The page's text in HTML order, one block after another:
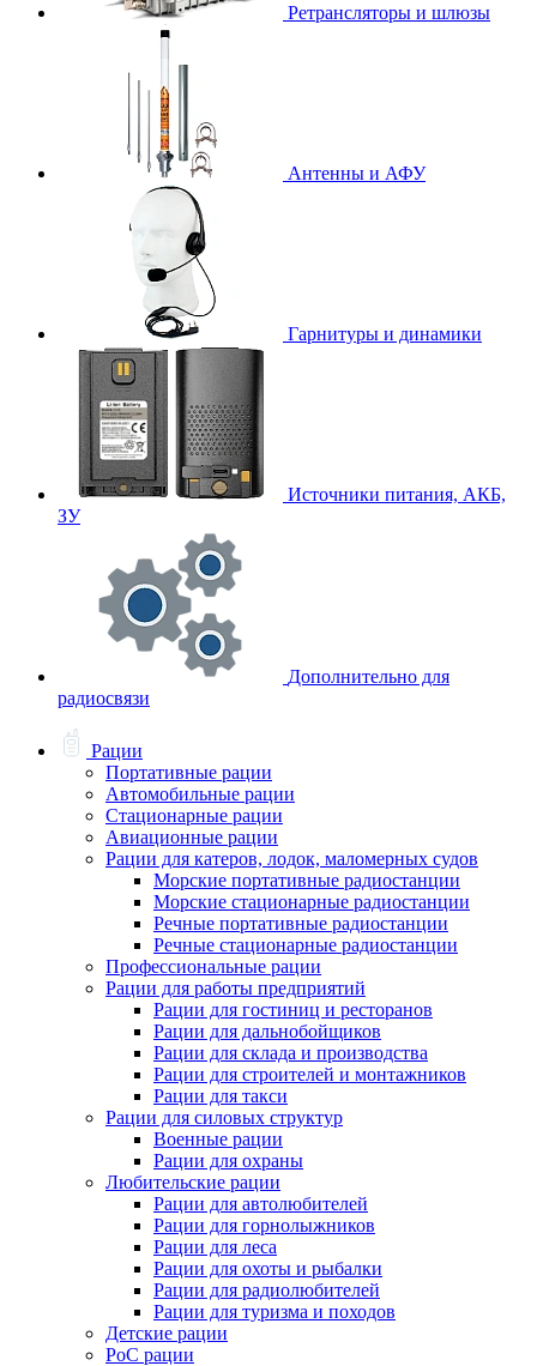
Ретрансляторы и шлюзы
Антенны и АФУ
Гарнитуры и динамики
Источники питания, АКБ,
ЗУ
Дополнительно для
радиосвязи
Рации
Портативные рации
Автомобильные рации
Стационарные рации
Авиационные рации
Рации для катеров, лодок, маломерных судов
Морские портативные радиостанции
Морские стационарные радиостанции
Речные портативные радиостанции
Речные стационарные радиостанции
Профессиональные рации
Рации для работы предприятий
Рации для гостиниц и ресторанов
Рации для дальнобойщиков
Рации для склада и производства
Рации для строителей и монтажников
Рации для такси
Рации для силовых структур
Военные рации
Рации для охраны
Любительские рации
Рации для автолюбителей
Рации для горнолыжников
Рации для леса
Рации для охоты и рыбалки
Рации для радиолюбителей
Рации для туризма и походов
Детские рации
PoC рации